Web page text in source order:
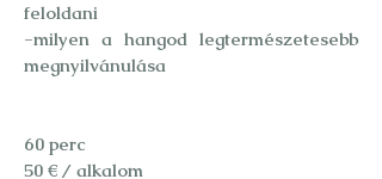
feloldani
-milyen a hangod legtermészetesebb
megnyilvánulása
60 perc
50 € / alkalom